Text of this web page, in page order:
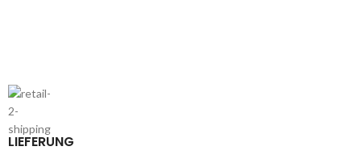
LIEFERUNG